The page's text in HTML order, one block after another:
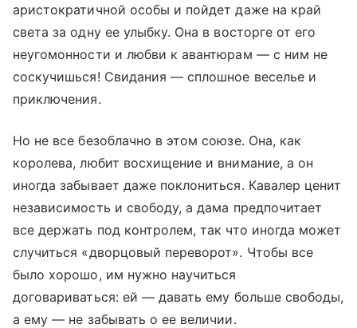
аристократичной особы и пойдет даже на край
света за одну ее улыбку. Она в восторге от его
неугомонности и любви к авантюрам — с ним не
соскучишься! Свидания — сплошное веселье и
приключения.
Но не все безоблачно в этом союзе. Она, как
королева, любит восхищение и внимание, а он
иногда забывает даже поклониться. Кавалер ценит
независимость и свободу, а дама предпочитает
все держать под контролем, так что иногда может
случиться «дворцовый переворот». Чтобы все
было хорошо, им нужно научиться
договариваться: ей — давать ему больше свободы,
а ему — не забывать о ее величии.